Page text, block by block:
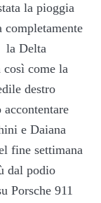
la pioggia
completamente
la Delta
come la
destro
e Daiana
fine settimana
dal podio
Porsche 911